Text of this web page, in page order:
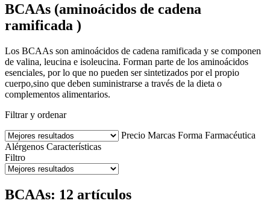
BCAAs (aminoácidos de cadena
ramificada )
Los BCAAs son aminoácidos de cadena ramificada y se componen
de valina, leucina e isoleucina. Forman parte de los aminoácidos
esenciales, por lo que no pueden ser sintetizados por el propio
cuerpo,sino que deben suministrarse a través de la dieta o
complementos alimentarios.
Filtrar y ordenar
Precio Marcas Forma Farmacéutica
Alérgenos Características
Filtro
BCAAs: 12 artículos